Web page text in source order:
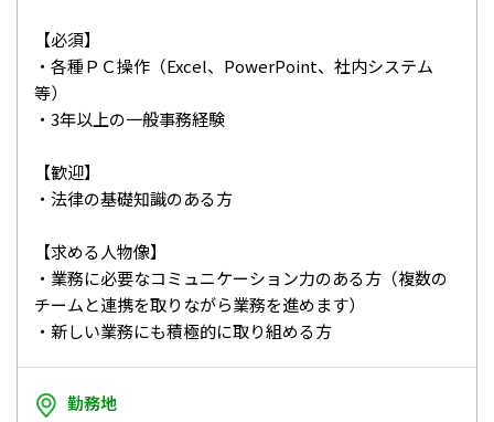
【必須】
・各種ＰＣ操作（Excel、PowerPoint、社内システム
等）
・3年以上の一般事務経験
【歓迎】
・法律の基礎知識のある方
【求める人物像】
・業務に必要なコミュニケーション力のある方（複数の
チームと連携を取りながら業務を進めます）
・新しい業務にも積極的に取り組める方
勤務地